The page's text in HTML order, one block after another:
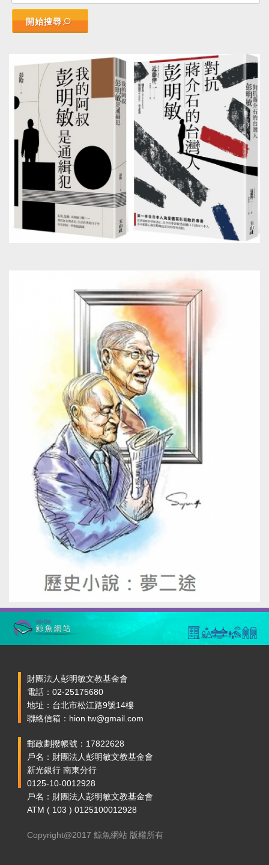
開始搜尋
財團法人彭明敏文教基金會
電話：02-25175680
地址：台北市松江路9號14樓
聯絡信箱：hion.tw@gmail.com
郵政劃撥帳號：17822628
戶名：財團法人彭明敏文教基金會
新光銀行 南東分行
0125-10-0012928
戶名：財團法人彭明敏文教基金會
ATM ( 103 ) 0125100012928
Copyright@2017 鯨魚網站 版權所有